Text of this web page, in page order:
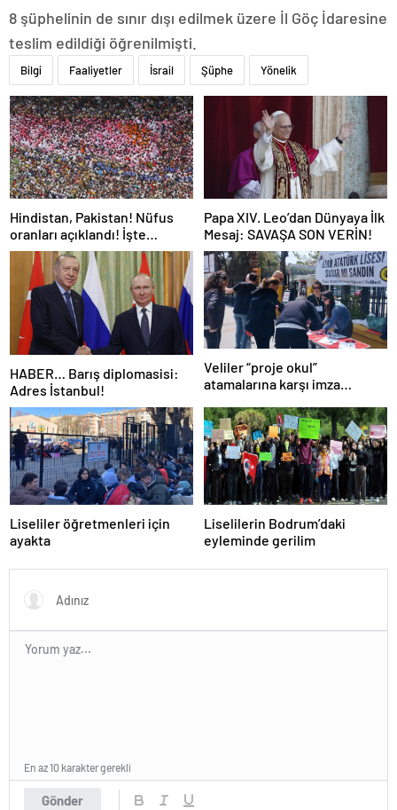
8 şüphelinin de sınır dışı edilmek üzere İl Göç İdaresine
teslim edildiği öğrenilmişti.
Bilgi Faaliyetler İsrail Şüphe Yönelik
Hindistan, Pakistan! Nüfus
oranları açıklandı! İşte
Dünyanın en kalabalık ülkesi!
Dünya haritası ülkeler!
Papa XIV. Leo’dan Dünyaya İlk
Mesaj: SAVAŞA SON VERİN!
HABER… Barış diplomasisi:
Adres İstanbul!
Veliler “proje okul”
atamalarına karşı imza
Liseliler öğretmenleri için
ayakta
Liselilerin Bodrum’daki
eyleminde gerilim
Gönder
En az 10 karakter gerekli